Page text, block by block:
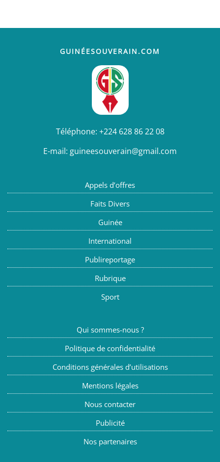
GUINÉESOUVERAIN.COM
Téléphone: +224 628 86 22 08
E-mail: guineesouverain@gmail.com
Appels d’offres
Faits Divers
Guinée
International
Publireportage
Rubrique
Sport
Qui sommes-nous ?
Politique de confidentialité
Conditions générales d’utilisations
Mentions légales
Nous contacter
Publicité
Nos partenaires